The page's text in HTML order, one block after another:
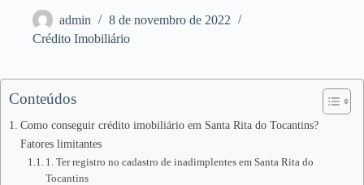
admin
8 de novembro de 2022
Crédito Imobiliário
Conteúdos
Como conseguir crédito imobiliário em Santa Rita do Tocantins?
Fatores limitantes
1. Ter registro no cadastro de inadimplentes em Santa Rita do
Tocantins